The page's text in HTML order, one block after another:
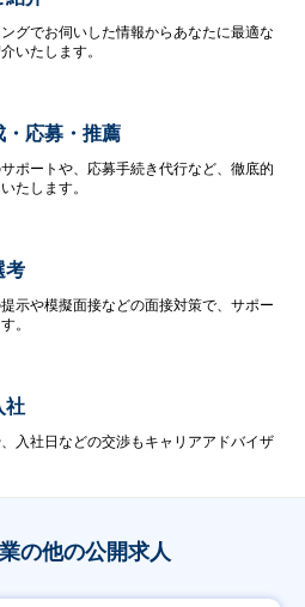
グでお伺いした情報からあなたに最適な
いたします。
・応募・推薦
ポートや、応募手続き代行など、徹底的
たします。
考
示や模擬面接などの面接対策で、サポー
。
社
入社日などの交渉もキャリアアドバイザ
の他の公開求人